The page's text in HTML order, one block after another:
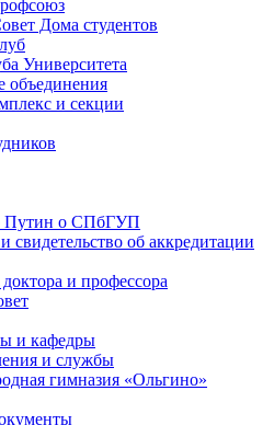
Дома студентов
Университета
объединения
и секции
Путин о СПбГУП
свидетельство об аккредитации
и профессора
и кафедры
и службы
гимназия «Ольгино»